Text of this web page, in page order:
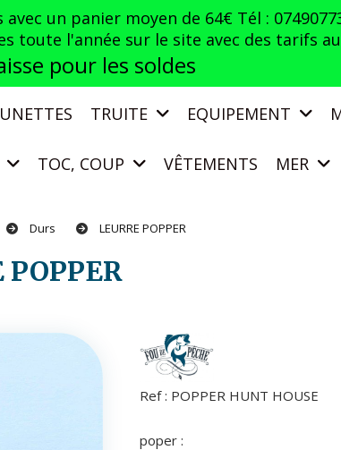
un panier moyen de 64€ Tél :
toute l'année sur le site avec des tarifs
pour les soldes
TRUITE EQUIPEMENT
TOC, COUP VÊTEMENTS MER
Durs LEURRE POPPER
POPPER
Ref : POPPER HUNT HOUSE
poper :